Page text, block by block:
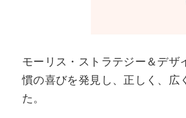
モーリス・ストラテジー＆デザ
慣の喜びを発見し、正しく、広
た。